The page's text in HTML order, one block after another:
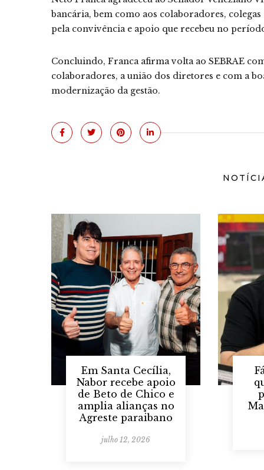
bancária, bem como aos colaboradores,
pela convivência e apoio que recebeu no
Concluindo, Franca afirma volta ao SEBRAE
colaboradores, a união dos diretores e com a
modernização da gestão.
Em Santa Cecília,
Nabor recebe apoio
de Beto de Chico e
amplia alianças no
Agreste paraibano
julho 12, 2026